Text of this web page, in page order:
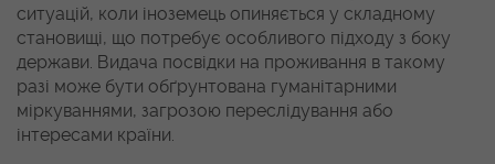
ситуацій, коли іноземець опиняється у складному
становищі, що потребує особливого підходу з боку
держави. Видача посвідки на проживання в такому
разі може бути обґрунтована гуманітарними
міркуваннями, загрозою переслідування або
інтересами країни.